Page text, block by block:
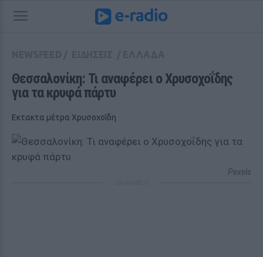
Θεσσαλονίκη: Τι αναφέρει ο Χρυσοχοΐδης
για τα κρυφά πάρτυ
Εκτακτα μέτρα Χρυσοχοΐδη
Pexels